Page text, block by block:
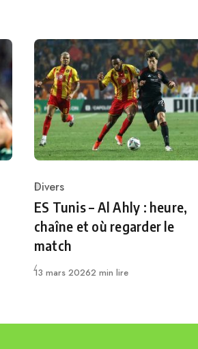
Category
Divers
ES Tunis – Al Ahly : heure,
chaîne et où regarder le
match
Publié
13 mars 20262 min lire